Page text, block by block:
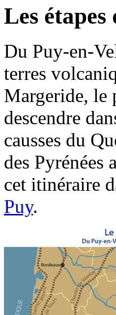
Les
Du Puy-en-
terres
Margeride, le
descendre
causses du
des Pyrénées
cet itinéraire
Puy.